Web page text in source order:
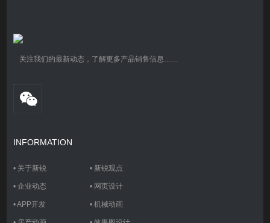
关注我们的最新动态，了解更多产品销售信息……
INFORMATION
• 关于新锐 • 新锐观点
• 企业动态 • 网页设计
•APP开发 •机械动画